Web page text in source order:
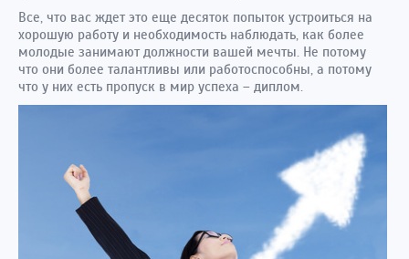
Все, что вас ждет это еще десяток попыток устроиться на
хорошую работу и необходимость наблюдать, как более
молодые занимают должности вашей мечты. Не потому
что они более талантливы или работоспособны, а потому
что у них есть пропуск в мир успеха – диплом.